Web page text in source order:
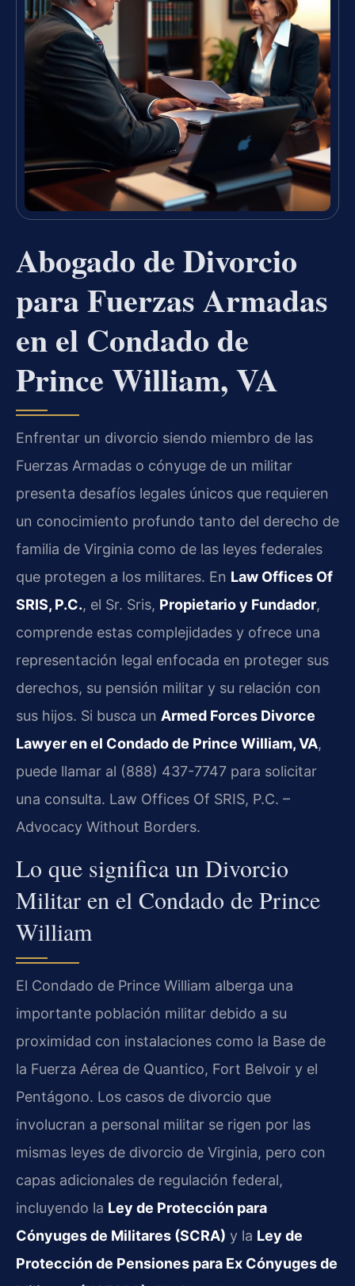
Abogado de Divorcio
para Fuerzas Armadas
en el Condado de
Prince William, VA
Enfrentar un divorcio siendo miembro de las
Fuerzas Armadas o cónyuge de un militar
presenta desafíos legales únicos que requieren
un conocimiento profundo tanto del derecho de
familia de Virginia como de las leyes federales
que protegen a los militares. En Law Offices Of
SRIS, P.C., el Sr. Sris, Propietario y Fundador,
comprende estas complejidades y ofrece una
representación legal enfocada en proteger sus
derechos, su pensión militar y su relación con
sus hijos. Si busca un Armed Forces Divorce
Lawyer en el Condado de Prince William, VA,
puede llamar al (888) 437-7747 para solicitar
una consulta. Law Offices Of SRIS, P.C. –
Advocacy Without Borders.
Lo que significa un Divorcio
Militar en el Condado de Prince
William
El Condado de Prince William alberga una
importante población militar debido a su
proximidad con instalaciones como la Base de
la Fuerza Aérea de Quantico, Fort Belvoir y el
Pentágono. Los casos de divorcio que
involucran a personal militar se rigen por las
mismas leyes de divorcio de Virginia, pero con
capas adicionales de regulación federal,
incluyendo la Ley de Protección para
Cónyuges de Militares (SCRA) y la Ley de
Protección de Pensiones para Ex Cónyuges de